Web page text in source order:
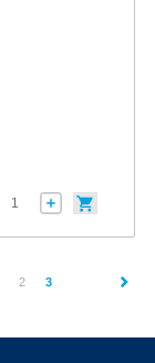
2(current)
3